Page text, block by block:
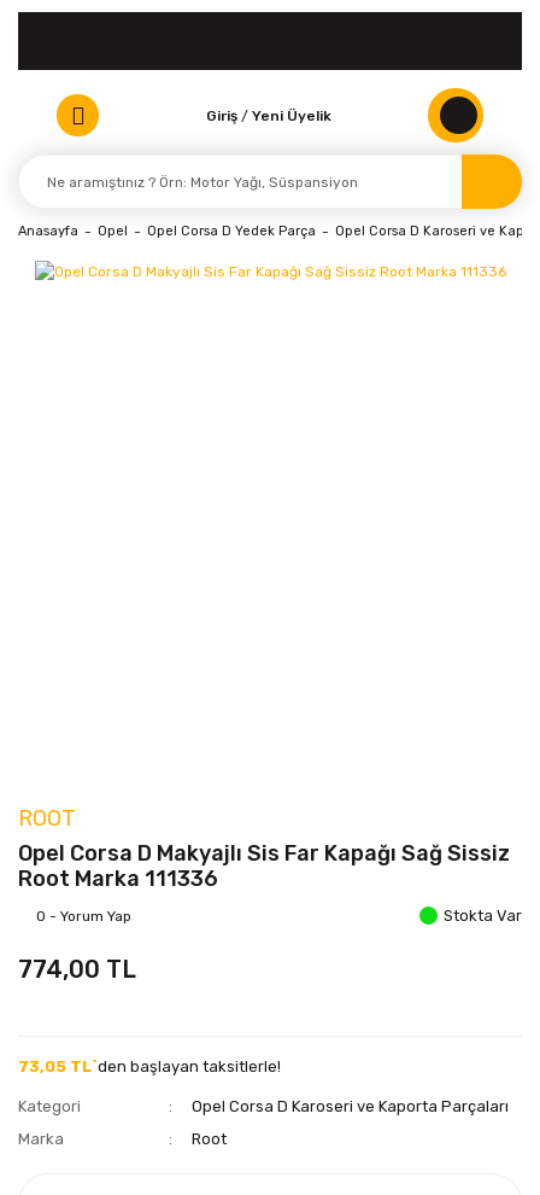
Giriş / Yeni Üyelik
Anasayfa Opel Opel Corsa D Yedek Parça Opel Corsa D Karoseri ve
ROOT
Opel Corsa D Makyajlı Sis Far Kapağı Sağ Sissiz
Root Marka 111336
0 - Yorum Yap Stokta Var
774,00 TL
73,05 TL`den başlayan taksitlerle!
Kategori
Opel Corsa D Karoseri ve Kaporta Parçaları
Marka
Root